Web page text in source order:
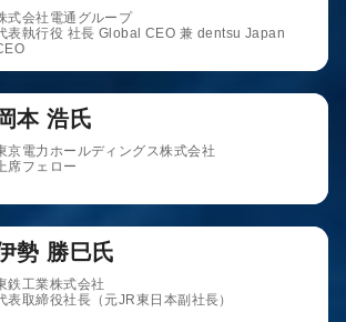
式会社電通グループ
表執行役 社長 Global CEO 兼 dentsu Japan
岡本 浩氏
京電力ホールディングス株式会社
席フェロー
勢 勝巳氏
鉄工業株式会社
表取締役社長（元JR東日本副社長）